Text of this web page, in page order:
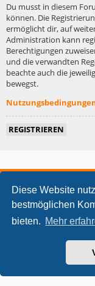
Diese Website
bestmöglichen
bieten. Mehr
Du musst in diesem
können. Die
ermöglicht dir, auf
Administration kann
Berechtigungen
und die verwandten
beachte auch die
bewegst.
REGISTRIEREN
metrolike style by
Powered by